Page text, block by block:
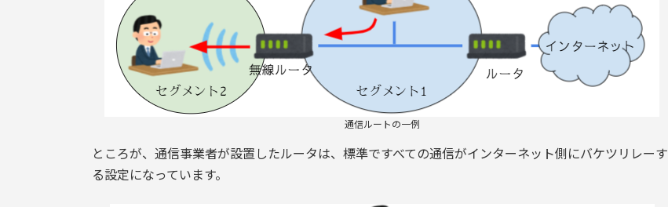
通信ルートの一例
ところが、通信事業者が設置したルータは、標準ですべての通信がインターネット側にバケツリレーす
る設定になっています。